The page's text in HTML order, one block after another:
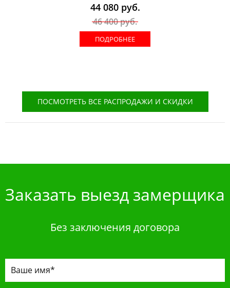
44 080руб.
46 400руб.
ПОДРОБНЕЕ
ПОСМОТРЕТЬ ВСЕ РАСПРОДАЖИ И СКИДКИ
Заказать выезд замерщика
Без заключения договора